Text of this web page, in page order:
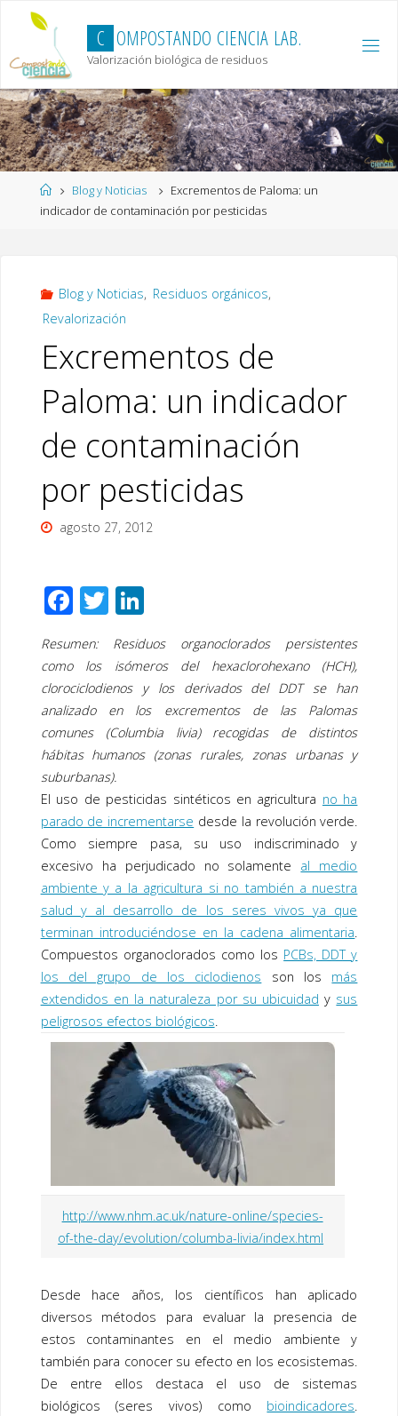
content
C OMPOSTANDO CIENCIA LAB.
Valorización biológica de residuos
HomeBlog y Noticias
Excrementos de Paloma: un
indicador de contaminación por pesticidas
Blog y Noticias, Residuos orgánicos,
Revalorización
Excrementos de
Paloma: un indicador
de contaminación
por pesticidas
agosto 27, 2012
F
e
b
o
o
k
T
wi
tt
er
Li
n
k
e
dI
n
Resumen: Residuos organoclorados persistentes
como los isómeros del hexaclorohexano (HCH),
clorociclodienos y los derivados del DDT se han
analizado en los excrementos de las Palomas
comunes (Columbia livia) recogidas de distintos
hábitas humanos (zonas rurales, zonas urbanas y
suburbanas).
El uso de pesticidas sintéticos en agricultura no ha
parado de incrementarse desde la revolución verde.
Como siempre pasa, su uso indiscriminado y
excesivo ha perjudicado no solamente al medio
ambiente y a la agricultura si no también a nuestra
salud y al desarrollo de los seres vivos ya que
terminan introduciéndose en la cadena alimentaria.
Compuestos organoclorados como los PCBs, DDT y
los del grupo de los ciclodienos son los más
extendidos en la naturaleza por su ubicuidad y sus
peligrosos efectos biológicos.
http://www.nhm.ac.uk/nature-online/species-
of-the-day/evolution/columba-livia/index.html
Desde hace años, los científicos han aplicado
diversos métodos para evaluar la presencia de
estos contaminantes en el medio ambiente y
también para conocer su efecto en los ecosistemas.
De entre ellos destaca el uso de sistemas
biológicos (seres vivos) como bioindicadores.